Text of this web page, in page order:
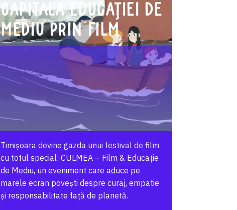
capitala educației de
mediu prin film
Timișoara devine gazda unui festival de film
cu totul special: CULMEA – Film & Educație
de Mediu, un eveniment care aduce pe
marele ecran povești despre curaj, empatie
și responsabilitate față de planetă.